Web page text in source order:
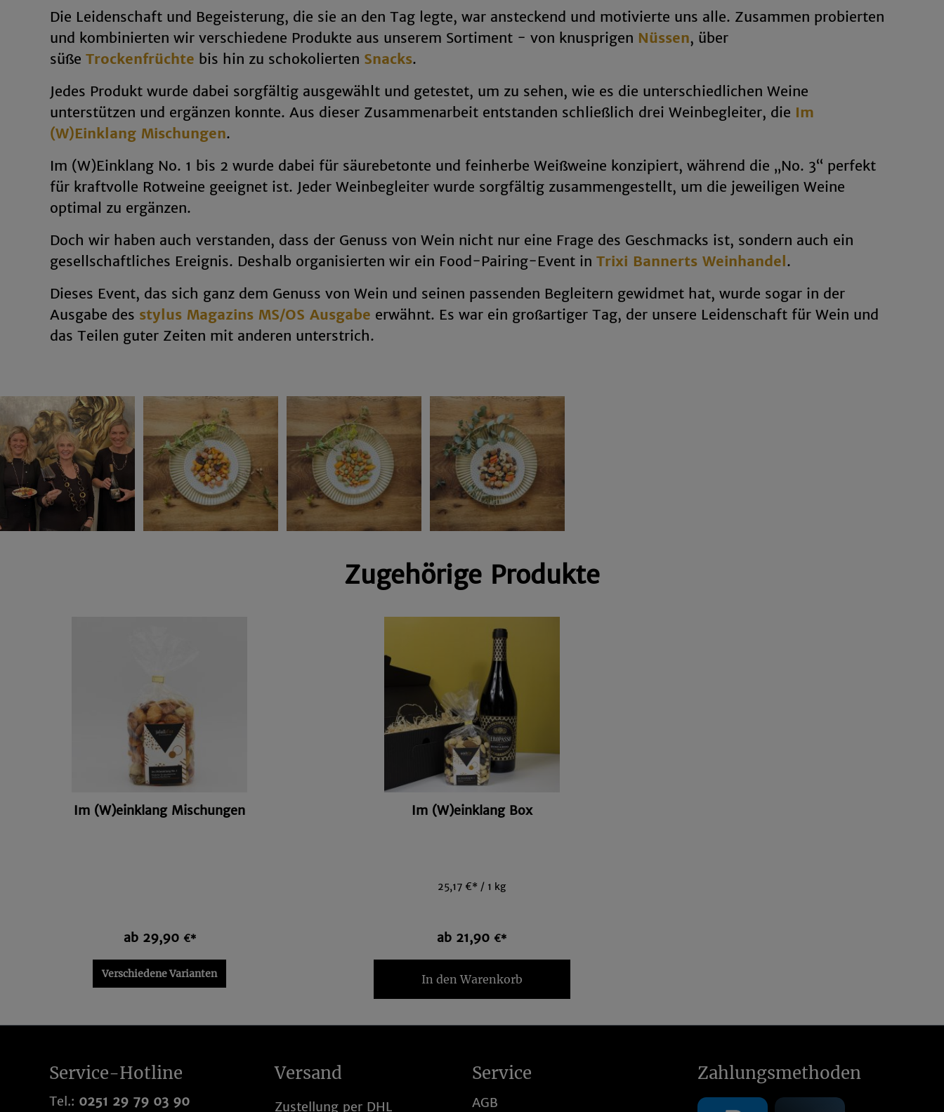
Die Leidenschaft und Begeisterung, die sie an den Tag legte, war ansteckend und motivierte uns alle. Zusammen probierten
und kombinierten wir verschiedene Produkte aus unserem Sortiment - von knusprigen Nüssen, über
süße Trockenfrüchte bis hin zu schokolierten Snacks.
Jedes Produkt wurde dabei sorgfältig ausgewählt und getestet, um zu sehen, wie es die unterschiedlichen Weine
unterstützen und ergänzen konnte. Aus dieser Zusammenarbeit entstanden schließlich drei Weinbegleiter, die Im
(W)Einklang Mischungen.
Im (W)Einklang No. 1 bis 2 wurde dabei für säurebetonte und feinherbe Weißweine konzipiert, während die „No. 3“ perfekt
für kraftvolle Rotweine geeignet ist. Jeder Weinbegleiter wurde sorgfältig zusammengestellt, um die jeweiligen Weine
optimal zu ergänzen.
Doch wir haben auch verstanden, dass der Genuss von Wein nicht nur eine Frage des Geschmacks ist, sondern auch ein
gesellschaftliches Ereignis. Deshalb organisierten wir ein Food-Pairing-Event in Trixi Bannerts Weinhandel.
Dieses Event, das sich ganz dem Genuss von Wein und seinen passenden Begleitern gewidmet hat, wurde sogar in der
Ausgabe des stylus Magazins MS/OS Ausgabe erwähnt. Es war ein großartiger Tag, der unsere Leidenschaft für Wein und
das Teilen guter Zeiten mit anderen unterstrich.
Zugehörige Produkte
Im (W)einklang Mischungen
ab 29,90 €*
Verschiedene Varianten
Im (W)einklang Box
25,17 €* / 1 kg
ab 21,90€*
In den Warenkorb
Service-Hotline
Tel.: 0251 29 79 03 90
Service
AGB
Versand
Zustellung per DHL
Zahlungsmethoden